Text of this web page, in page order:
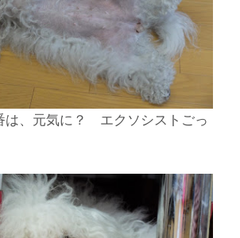
は、元気に？ エクソシストごっ